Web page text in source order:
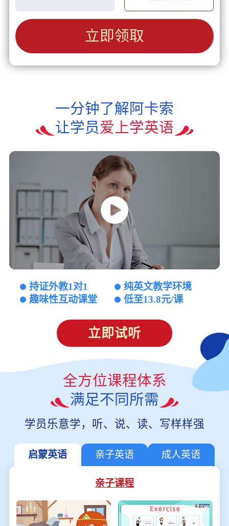
立即领取
一分钟了解阿卡索
让学员爱上学英语
持证外教1对1
纯英文教学环境
趣味性互动课堂
低至13.8元/课
立即试听
全方位课程体系
满足不同所需
学员乐意学，听、说、读、写样样强
启蒙英语 亲子英语 成人英语
亲子课程